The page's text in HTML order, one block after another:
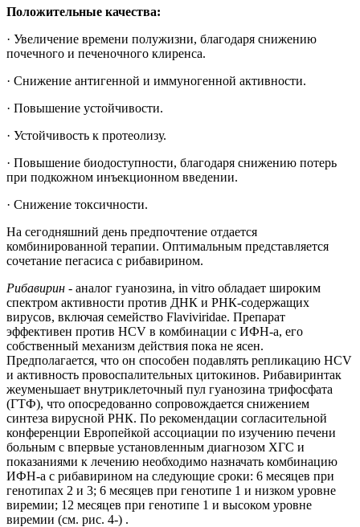
Положительные качества:
· Увеличение времени полужизни, благодаря снижению
почечного и печеночного клиренса.
· Снижение антигенной и иммуногенной активности.
· Повышение устойчивости.
· Устойчивость к протеолизу.
· Повышение биодоступности, благодаря снижению потерь
при подкожном инъекционном введении.
· Снижение токсичности.
На сегодняшний день предпочтение отдается
комбинированной терапии. Оптимальным представляется
сочетание пегасиса с рибавирином.
Рибавирин - аналог гуанозина, in vitro обладает широким
спектром активности против ДНК и РНК-содержащих
вирусов, включая семейство Flaviviridae. Препарат
эффективен против HCV в комбинации с ИФН-a, его
собственный механизм действия пока не ясен.
Предполагается, что он способен подавлять репликацию HCV
и активность провоспалительных цитокинов. Рибавиринтак
жеуменьшает внутриклеточный пул гуанозина трифосфата
(ГТФ), что опосредованно сопровождается снижением
синтеза вирусной РНК. По рекомендации согласительной
конференции Европейкой ассоциации по изучению печени
больным с впервые установленным диагнозом ХГС и
показаниями к лечению необходимо назначать комбинацию
ИФН-a с рибавирином на следующие сроки: 6 месяцев при
генотипах 2 и 3; 6 месяцев при генотипе 1 и низком уровне
виремии; 12 месяцев при генотипе 1 и высоком уровне
виремии (см. рис. 4-) .